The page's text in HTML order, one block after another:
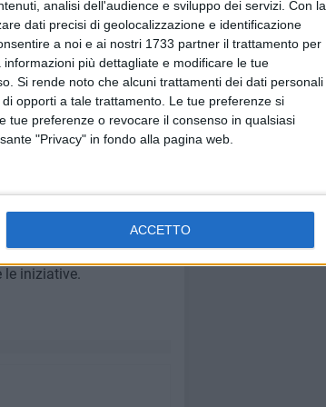
analisi dell'audience e sviluppo dei servizi. Con la
dati precisi di geolocalizzazione e identificazione
a noi e ai nostri 1733 partner il trattamento per
più dettagliate e modificare le tue
Si rende noto che alcuni trattamenti dei dati personali
opporti a tale trattamento. Le tue preferenze si
tue preferenze o revocare il consenso in qualsiasi
"Privacy" in fondo alla pagina web.
ACCETTO
e radicato nei
Regione
e assessore allo Sport
dei comuni e degli enti
delle comunità e
per generare
per i campi estivi è
che premiano la
ambientale, la
le iniziative.